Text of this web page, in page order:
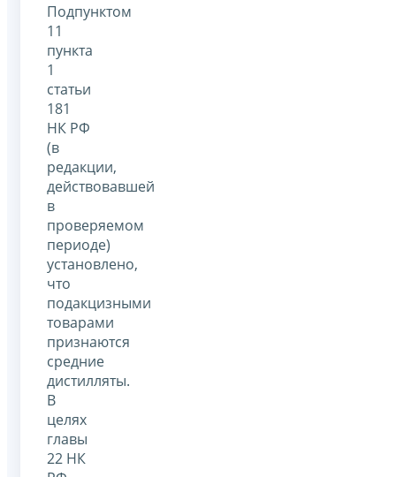
Подпунктом
11
пункта
1
статьи
181
НК РФ
(в
редакции,
действовавшей
в
проверяемом
периоде)
установлено,
что
подакцизными
товарами
признаются
средние
дистилляты.
В
целях
главы
22 НК